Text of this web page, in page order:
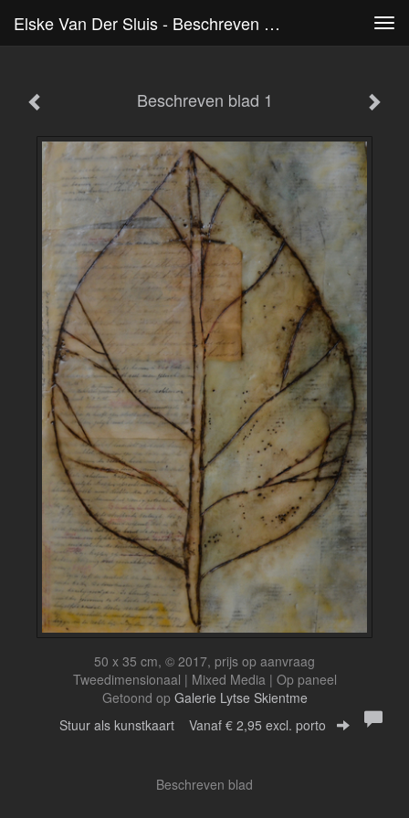
Elske Van Der Sluis - Beschreven Blad 1
Beschreven blad 1
50 x 35 cm, © 2017, prijs op aanvraag
Tweedimensionaal | Mixed Media | Op paneel
Getoond op Galerie Lytse Skientme
Stuur als kunstkaart Vanaf € 2,95 excl. porto
Beschreven blad